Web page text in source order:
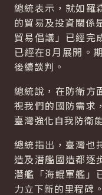
總統表示，就如羅
的貿易及投資關係
貿易倡議」已經完
已經在8月展開。
後續談判。
總統說，在防衛方
視我們的國防需求
臺灣強化自我防衛
總統指出，臺灣也
造及潛艦國造都逐
潛艦「海鯤軍艦」
力立下新的里程碑。